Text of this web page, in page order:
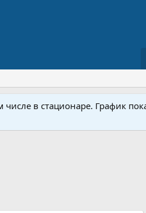
в стационаре. График